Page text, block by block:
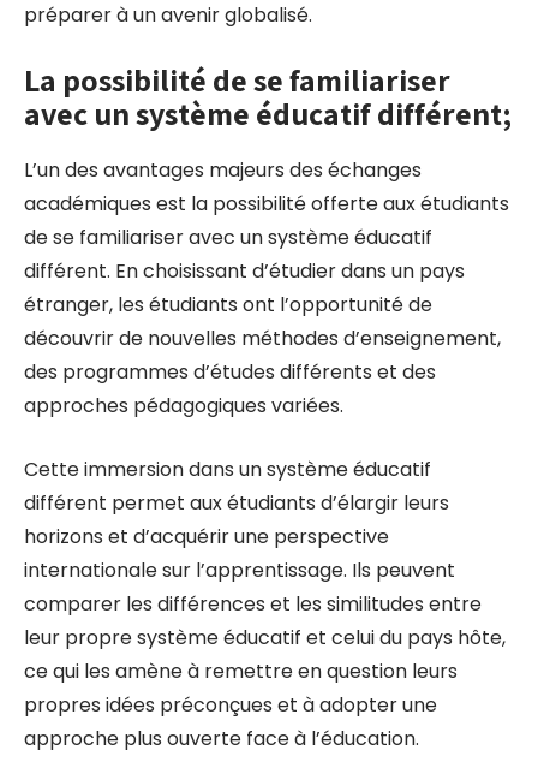
préparer à un avenir globalisé.
La possibilité de se familiariser
avec un système éducatif différent;
L’un des avantages majeurs des échanges
académiques est la possibilité offerte aux étudiants
de se familiariser avec un système éducatif
différent. En choisissant d’étudier dans un pays
étranger, les étudiants ont l’opportunité de
découvrir de nouvelles méthodes d’enseignement,
des programmes d’études différents et des
approches pédagogiques variées.
Cette immersion dans un système éducatif
différent permet aux étudiants d’élargir leurs
horizons et d’acquérir une perspective
internationale sur l’apprentissage. Ils peuvent
comparer les différences et les similitudes entre
leur propre système éducatif et celui du pays hôte,
ce qui les amène à remettre en question leurs
propres idées préconçues et à adopter une
approche plus ouverte face à l’éducation.